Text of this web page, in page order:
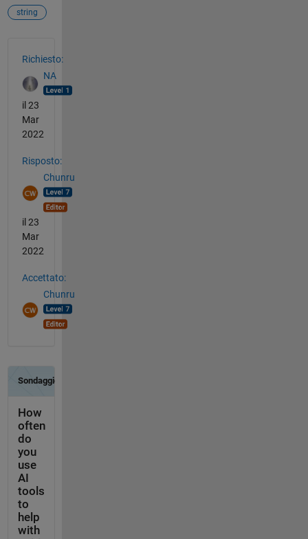
string
Richiesto:
NA
il 23
Mar
2022
Risposto:
Chunru
il 23
Mar
2022
Accettato:
Chunru